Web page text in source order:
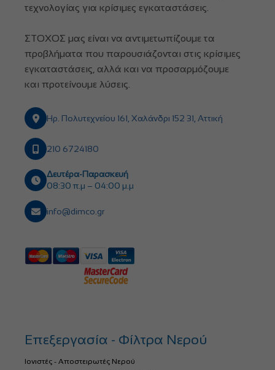
τεχνολογίας για κρίσιμες εγκαταστάσεις.
ΣΤΟΧΟΣ μας είναι να αντιμετωπίζουμε τα
προβλήματα που παρουσιάζονται στις κρίσιμες
εγκαταστάσεις, αλλά και να προσαρμόζουμε
και προτείνουμε λύσεις.
Ηρ. Πολυτεχνείου 161, Χαλάνδρι 152 31, Αττική
210 6724180
Δευτέρα-Παρασκευή
08:30 π.μ – 04:00 μ.μ
info@dimco.gr
Επεξεργασία - Φίλτρα Νερού
Ιονιστές - Αποστειρωτές Νερού